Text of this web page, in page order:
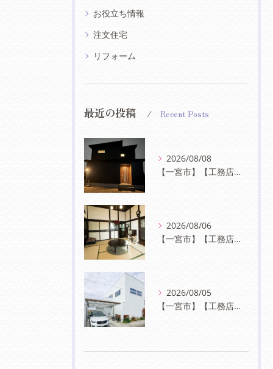
お役立ち情報
注文住宅
リフォーム
最近の投稿 Recent Posts
2026/08/08
【一宮市】【工務店】夜の表情が美しい、落ち着きのある黒い外観の家
2026/08/06
【一宮市】【工務店】受け継がれる美しさ──日本家屋が持つ、心安らぐ住まいの魅力
2026/08/05
【一宮市】【工務店】白が映える、シンプルモダンな外観デザインの魅力